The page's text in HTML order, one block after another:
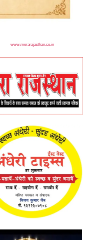
www.merarajasthan.co.in